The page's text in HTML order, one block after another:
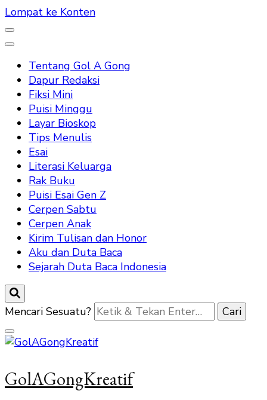
Lompat ke Konten
Tentang Gol A Gong
Dapur Redaksi
Fiksi Mini
Puisi Minggu
Layar Bioskop
Tips Menulis
Esai
Literasi Keluarga
Rak Buku
Puisi Esai Gen Z
Cerpen Sabtu
Cerpen Anak
Kirim Tulisan dan Honor
Aku dan Duta Baca
Sejarah Duta Baca Indonesia
Mencari Sesuatu?
GolAGongKreatif